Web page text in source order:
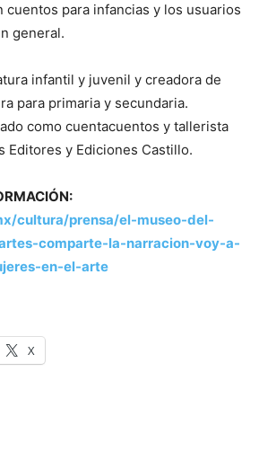
cuentos para infancias y los usuarios
general.
infantil y juvenil y creadora de
para primaria y secundaria.
como cuentacuentos y tallerista
Editores y Ediciones Castillo.
cultura/prensa/el-museo-del-
comparte-la-narracion-voy-a-
en-el-arte
X